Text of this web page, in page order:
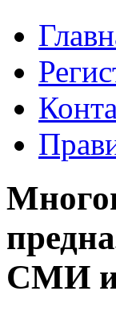
СМИ и